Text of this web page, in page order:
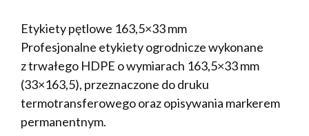
Etykiety pętlowe 163,5×33 mm
Profesjonalne etykiety ogrodnicze wykonane
z trwałego HDPE o wymiarach 163,5×33 mm
(33×163,5), przeznaczone do druku
termotransferowego oraz opisywania markerem
permanentnym.